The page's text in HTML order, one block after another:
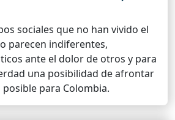
sociales que no han vivido el
parecen indiferentes,
ante el dolor de otros y para
una posibilidad de afrontar
para Colombia.